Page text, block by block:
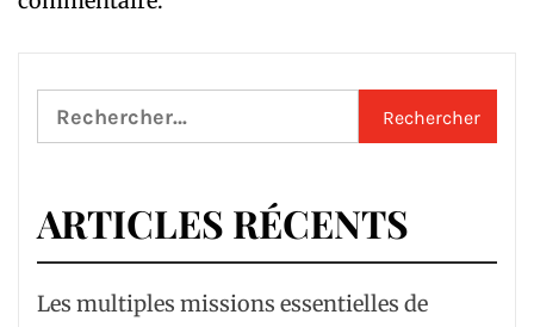
Rechercher :
ARTICLES RÉCENTS
Les multiples missions essentielles de